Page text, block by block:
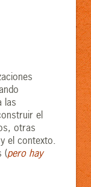
las
el
otras
el contexto.
(pero hay